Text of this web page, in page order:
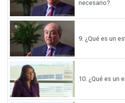
necesario?
9. ¿Qué es un
10.¿Qué es un